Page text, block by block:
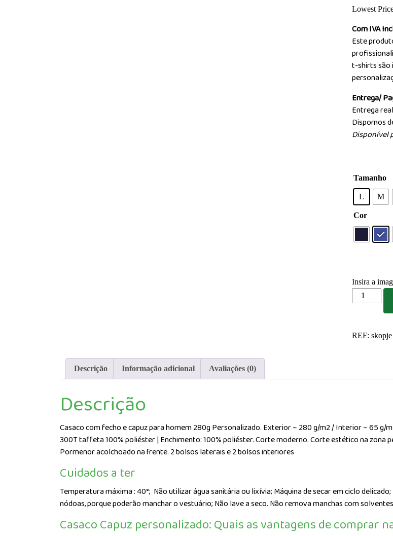
Lowest
Com IVA
Este
t-shirts são
Entrega/
Entrega
Dispomos
Disponível
Tamanho
L M
Cor
Insira a
Quantidade
de
para
REF:skopje
Descrição Informação adicional Avaliações (0)
Descrição
Casaco com fecho e capuz para homem 280g Personalizado. Exterior – 280 g/m2 / Interior – 65 g/
300T taffeta 100% poliéster | Enchimento: 100% poliéster. Corte moderno. Corte estético na zona
Pormenor acolchoado na frente. 2 bolsos laterais e 2 bolsos interiores
Cuidados a ter
Temperatura máxima : 40°; Não utilizar água sanitária ou lixívia; Máquina de secar em ciclo
nódoas, porque poderão manchar o vestuário; Não lave a seco. Não remova manchas com
Casaco Capuz personalizado: Quais as vantagens de comprar